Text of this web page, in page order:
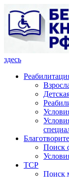
здесь
Поиск
ТСР
Поиск